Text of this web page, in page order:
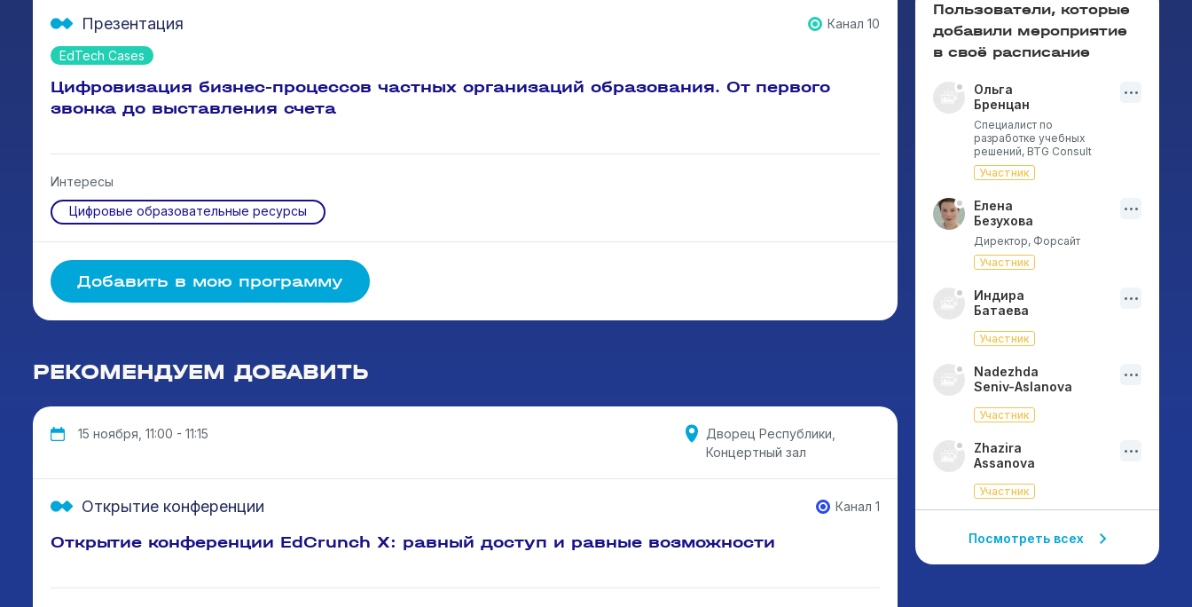
EdTech Cases
Презентация Канал 10
Цифровизация бизнес-процессов частных организаций образования. От первого
звонка до выставления счета
Интересы
Цифровые образовательные ресурсы
Добавить в мою программу
РЕКОМЕНДУЕМ ДОБАВИТЬ
15 ноября, 11:00 - 11:15
Дворец Республики,
Концертный зал
Открытие конференции Канал 1
Открытие конференции EdCrunch X: равный доступ и равные возможности
Пользователи, которые
добавили мероприятие
в своё расписание
Ольга
Бренцан
Специалист по
разработке учебных
решений, BTG Consult
Участник
Елена
Безухова
Директор, Форсайт
Участник
Индира
Батаева
Участник
Nadezhda
Seniv-Aslanova
Участник
Zhazira
Assanova
Участник
Посмотреть всех